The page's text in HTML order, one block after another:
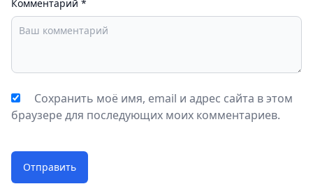
Комментарий *
Сохранить моё имя, email и адрес сайта в этом
браузере для последующих моих комментариев.
Отправить